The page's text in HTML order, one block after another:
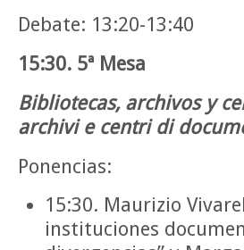
Debate: 13:20-13:40
15:30. 5ª Mesa
Bibliotecas, archivos y
archivi e centri di
Ponencias:
15:30. Maurizio
instituciones